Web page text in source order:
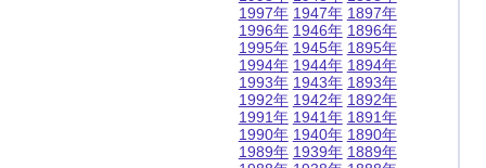
1997年
1996年
1995年
1994年
1993年
1992年
1991年
1990年
1989年
1947年
1946年
1945年
1944年
1943年
1942年
1941年
1940年
1939年
1897年
1896年
1895年
1894年
1893年
1892年
1891年
1890年
1889年